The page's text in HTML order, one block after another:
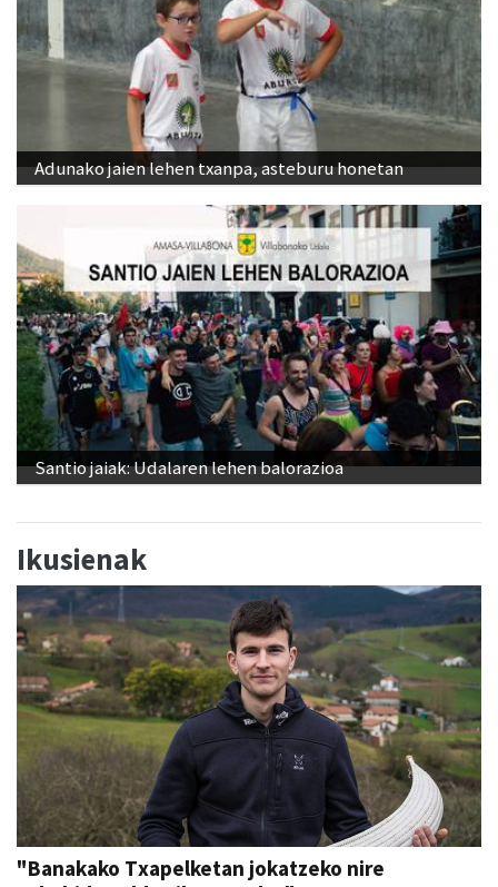
Adunako jaien lehen txanpa, asteburu honetan
Santio jaiak: Udalaren lehen balorazioa
Ikusienak
"Banakako Txapelketan jokatzeko nire